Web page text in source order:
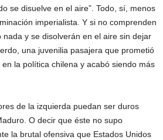
se disuelve en el aire”. Todo, sí, menos
imperialista. Y si no comprenden
y se disolverán en el aire sin dejar
una juvenilia pasajera que prometió
la política chilena y acabó siendo más
de la izquierda puedan ser duros
O decir que éste no supo
la brutal ofensiva que Estados Unidos